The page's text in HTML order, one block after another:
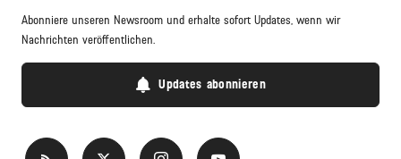
Abonniere unseren Newsroom und erhalte sofort Updates, wenn wir
Nachrichten veröffentlichen.
Updates abonnieren